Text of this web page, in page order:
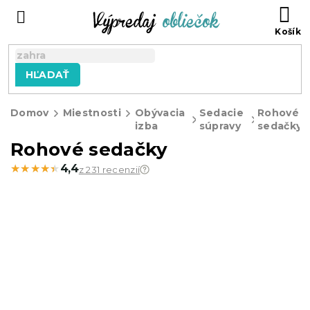
HĽADAŤ
Domov Miestnosti
Obývacia
izba
Sedacie
súpravy
Rohové
sedačky
Rohové sedačky
★★★★★
★★★★★ 4,4z 231 recenzií